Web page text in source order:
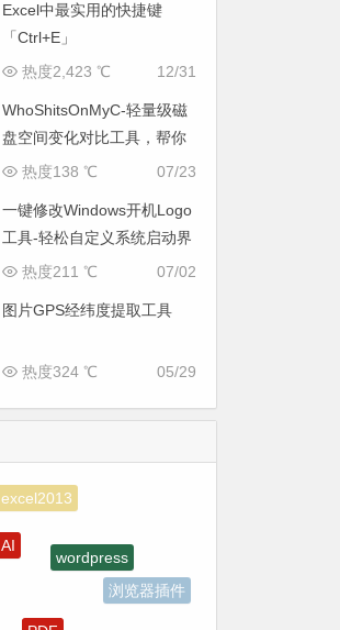
Excel中最实用的快捷键
「Ctrl+E」
12/31
热度2,423 ℃
WhoShitsOnMyC-轻量级磁
盘空间变化对比工具，帮你
找出“吃掉”空间的罪魁祸首
07/23
热度138 ℃
一键修改Windows开机Logo
工具-轻松自定义系统启动界
面
07/02
热度211 ℃
图片GPS经纬度提取工具
05/29
热度324 ℃
excel2013
AI
wordpress
浏览器插件